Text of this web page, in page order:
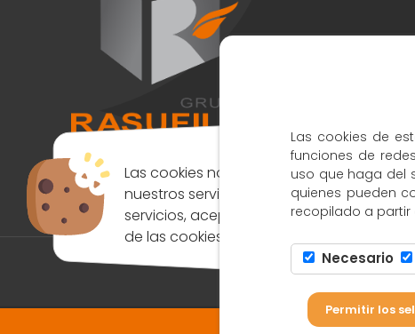
Las cookies nos permiten ofrecer
nuestros servicios. Al utilizar nuestros
servicios, aceptas el uso que hacemos
de las cookies.
Política de Cookies|Aviso
Las cookies de
funciones de
uso que haga del
quienes pueden
recopilado a partir
Necesario